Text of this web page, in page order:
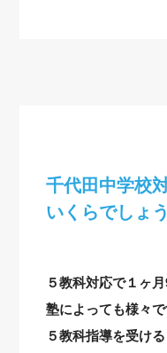
千代田中学校
いくらでしょ
５教科対応で１ヶ
塾によっても様々
５教科指導を受け